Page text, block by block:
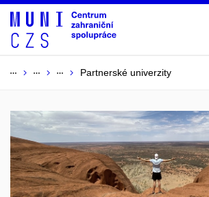
Partnerské univerzity